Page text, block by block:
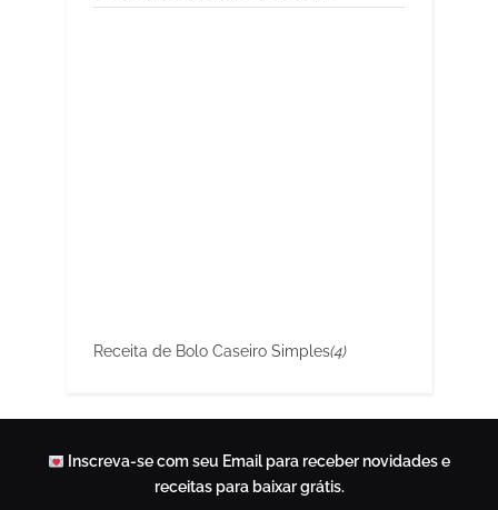
Receita de Bolo Caseiro Simples(4)
Inscreva-se com seu Email para receber novidades e
receitas para baixar grátis.